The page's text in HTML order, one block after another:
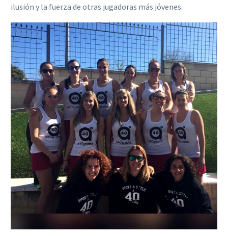
ilusión y la fuerza de otras jugadoras más jóvenes.